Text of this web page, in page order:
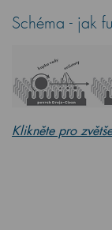
Schéma - jak
Klikněte pro